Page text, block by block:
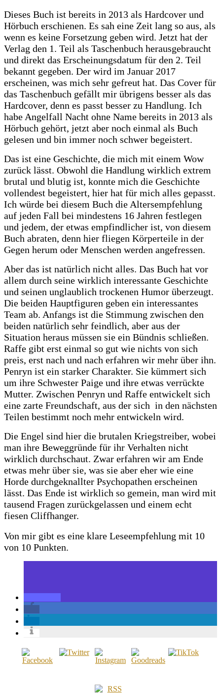
Dieses Buch ist bereits in 2013 als Hardcover und
Hörbuch erschienen. Es sah eine Zeit lang so aus, als
wenn es keine Forsetzung geben wird. Jetzt hat der
Verlag den 1. Teil als Taschenbuch herausgebraucht
und direkt das Erscheinungsdatum für den 2. Teil
bekannt gegeben. Der wird im Januar 2017
erscheinen, was mich sehr gefreut hat. Das Cover für
das Taschenbuch gefällt mir übrigens besser als das
Hardcover, denn es passt besser zu Handlung. Ich
habe Angelfall Nacht ohne Name bereits in 2013 als
Hörbuch gehört, jetzt aber noch einmal als Buch
gelesen und bin immer noch schwer begeistert.
Das ist eine Geschichte, die mich mit einem Wow
zurück lässt. Obwohl die Handlung wirklich extrem
brutal und blutig ist, konnte mich die Geschichte
vollendest begeistert, hier hat für mich alles gepasst.
Ich würde bei diesem Buch die Altersempfehlung
auf jeden Fall bei mindestens 16 Jahren festlegen
und jedem, der etwas empfindlicher ist, von diesem
Buch abraten, denn hier fliegen Körperteile in der
Gegen herum oder Menschen werden angefressen.
Aber das ist natürlich nicht alles. Das Buch hat vor
allem durch seine wirklich interessante Geschichte
und seinen unglaublich trockenen Humor überzeugt.
Die beiden Hauptfiguren geben ein interessantes
Team ab. Anfangs ist die Stimmung zwischen den
beiden natürlich sehr feindlich, aber aus der
Situation heraus müssen sie ein Bündnis schließen.
Raffe gibt erst einmal so gut wie nichts von sich
preis, erst nach und nach erfahren wir mehr über ihn.
Penryn ist ein starker Charakter. Sie kümmert sich
um ihre Schwester Paige und ihre etwas verrückte
Mutter. Zwischen Penryn und Raffe entwickelt sich
eine zarte Freundschaft, aus der sich in den nächsten
Teilen bestimmt noch mehr entwickeln wird.
Die Engel sind hier die brutalen Kriegstreiber, wobei
man ihre Beweggründe für ihr Verhalten nicht
wirklich durchschaut. Zwar erfahren wir am Ende
etwas mehr über sie, was sie aber eher wie eine
Horde durchgeknallter Psychopathen erscheinen
lässt. Das Ende ist wirklich so gemein, man wird mit
tausend Fragen zurückgelassen und einem echt
fiesen Cliffhanger.
Von mir gibt es eine klare Leseempfehlung mit 10
von 10 Punkten.